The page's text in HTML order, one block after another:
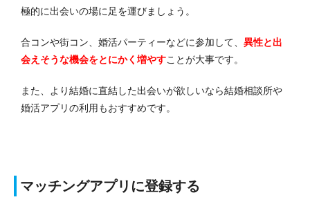
極的に出会いの場に足を運びましょう。
合コンや街コン、婚活パーティーなどに参加して、 異性と出
会えそうな機会をとにかく増やすことが大事です。
また、より結婚に直結した出会いが欲しいなら結婚相談所や
婚活アプリの利用もおすすめです。
マッチングアプリに登録する